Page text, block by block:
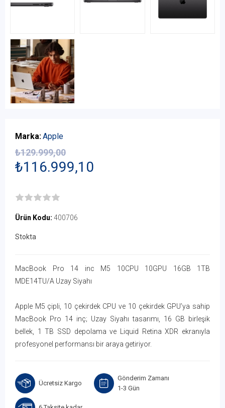
Marka:Apple
₺116.999,10
₺129.999,00
Ürün Kodu: 400706
Stokta
MacBook Pro 14 inc M5 10CPU 10GPU 16GB 1TB
MDE14TU/A Uzay Siyahı
Apple M5 çipli, 10 çekirdek CPU ve 10 çekirdek GPU’ya sahip
MacBook Pro 14 inç; Uzay Siyahı tasarımı, 16 GB birleşik
bellek, 1 TB SSD depolama ve Liquid Retina XDR ekranıyla
profesyonel performansı bir araya getiriyor.
Ücretsiz Kargo
Gönderim Zamanı
1-3 Gün